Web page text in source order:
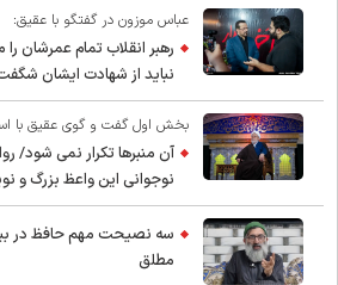
عباس موزون در گفتگو با عقیق:
رهبر انقلاب تمام عمرشان را
نباید از شهادت ایشان
بخش اول گفت و گوی عقیق با
آن منبرها تکرار نمی شود/
نوجوانی این واعظ بزرگ و
اسلام
سه نصیحت مهم حافظ در
مطلق